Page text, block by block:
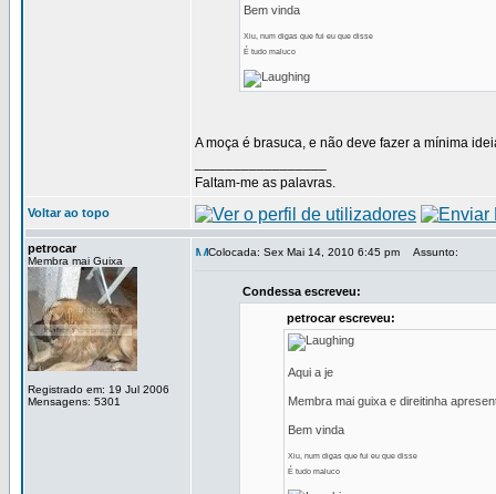
Bem vinda
Xiu, num digas que fui eu que disse
É tudo maluco
A moça é brasuca, e não deve fazer a mínima
Faltam-me as palavras.
Voltar ao topo
petrocar
Membra mai Guixa
Registrado em: 19 Jul 2006
Mensagens: 5301
Colocada: Sex Mai 14, 2010 6:45 pm Assunto:
Condessa escreveu:
petrocar escreveu:
Aqui a je
Membra mai guixa e direitinha
Bem vinda
Xiu, num digas que fui eu que disse
É tudo maluco